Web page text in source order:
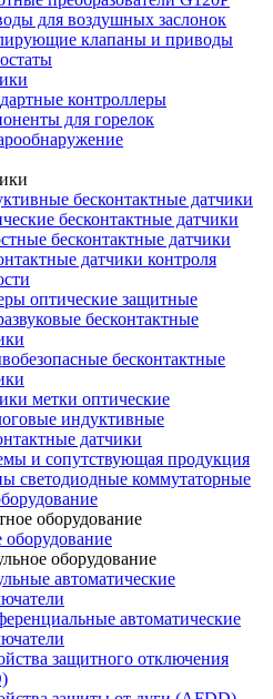
для воздушных заслонок
клапаны и приводы
контроллеры
для горелок
бесконтактные датчики
бесконтактные датчики
бесконтактные датчики
датчики контроля
оптические защитные
бесконтактные
бесконтактные
метки оптические
индуктивные
датчики
и сопутствующая продукция
светодиодные коммутаторные
оборудование
оборудование
автоматические
автоматические
защитного отключения